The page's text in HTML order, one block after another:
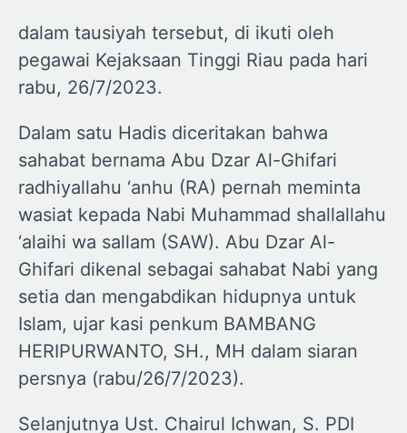
dalam tausiyah tersebut, di ikuti oleh
pegawai Kejaksaan Tinggi Riau pada hari
rabu, 26/7/2023.
Dalam satu Hadis diceritakan bahwa
sahabat bernama Abu Dzar Al-Ghifari
radhiyallahu ‘anhu (RA) pernah meminta
wasiat kepada Nabi Muhammad shallallahu
‘alaihi wa sallam (SAW). Abu Dzar Al-
Ghifari dikenal sebagai sahabat Nabi yang
setia dan mengabdikan hidupnya untuk
Islam, ujar kasi penkum BAMBANG
HERIPURWANTO, SH., MH dalam siaran
persnya (rabu/26/7/2023).
Selanjutnya Ust. Chairul Ichwan, S. PDI